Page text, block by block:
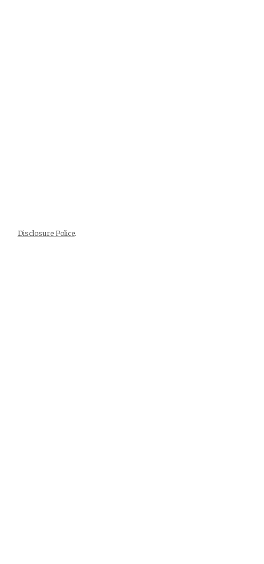
Disclosure Police.